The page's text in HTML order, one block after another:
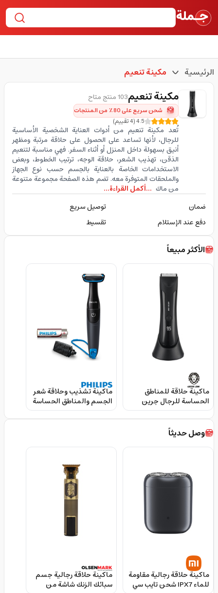
الرئيسية مكينة تنعيم
مكينة تنعيم103 منتج متاح
شحن سريع على 80٪ من المنتجات
4.5
(
4تقييم)
تُعد مكينة تنعيم من أدوات العناية الشخصية الأساسية
للرجال، لأنها تساعد على الحصول على حلاقة مرتبة ومظهر
أنيق بسهولة داخل المنزل أو أثناء السفر. فهي مناسبة لتنعيم
الذقن، تهذيب الشعر، حلاقة الوجه، ترتيب الخطوط، وبعض
الاستخدامات الخاصة بالعناية بالجسم حسب نوع الجهاز
والملحقات المتوفرة معه. تضم هذه الصفحة مجموعة متنوعة
من ماك ...أكمل القراءة...
ضمان
توصيل سريع
دفع عند الإستلام
تقسيط
الأكثر مبيعاً
ماكينة حلاقة للمناطق
الحساسة للرجال جرين
Green Lion Sensitive Area
Trimmer
ماكينة تشذيب وحلاقة شعر
الجسم والمناطق الحساسة
BG1024 مقاومة للماء من
فيليبس Philips
Body Trimmer
وصل حديثاً
ماكينة حلاقة رجالية مقاومة
للماء IPX7 شحن تايب سي
ماكينة حلاقة رجالية جسم
سبائك الزنك شاشة من